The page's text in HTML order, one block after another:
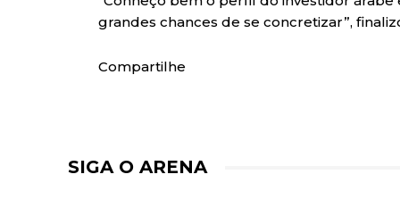
grandes chances de se concretizar”,
Compartilhe
SIGA O ARENA